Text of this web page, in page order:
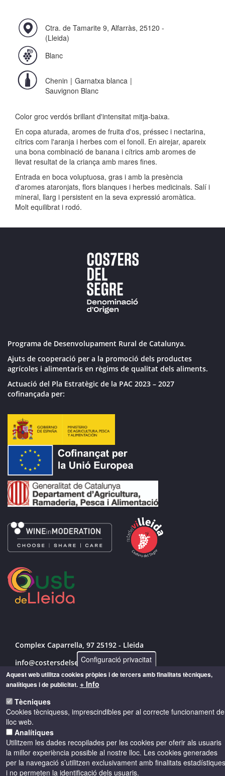
Ctra. de Tamarite 9, Alfarràs, 25120 -
(Lleida)
Blanc
Chenin | Garnatxa blanca |
Sauvignon Blanc
Color groc verdós brillant d'intensitat mitja-baixa.
En copa aturada, aromes de fruita d'os, préssec i nectarina,
cítrics com l'aranja i herbes com el fonoll. En airejar, apareix
una bona combinació de banana i cítrics amb aromes de
llevat resultat de la criança amb mares fines.
Entrada en boca voluptuosa, gras i amb la presència
d'aromes ataronjats, flors blanques i herbes medicinals. Salí i
mineral, llarg i persistent en la seva expressió aromàtica.
Molt equilibrat i rodó.
Programa de Desenvolupament Rural de Catalunya.
Ajuts de cooperació per a la promoció dels productes
agrícoles i alimentaris en règims de qualitat dels aliments.
Actuació del Pla Estratègic de la PAC 2023 – 2027
cofinançada per:
Complex Caparrella, 97 25192 - Lleida
info@costersdelsegre.es
973 264 583
© Copyright 2026 - Drets reservats
Accessibilitat Avís legal Cookies
Configuració privacitat
Aquest web utilitza cookies pròpies i de tercers amb finalitats tècniques,
analítiques i de publicitat. + Info
Tècniques
Cookies tècniquess, imprescindibles per al correcte funcionament
lloc web.
Analítiques
Utilitzem les dades recopilades per les cookies per oferir als usuaris
la millor experiència possible al nostre lloc. Les cookies generades
per la navegació s’utilitzen exclusivament amb finalitats estadístiques
i no permeten la identificació dels usuaris.